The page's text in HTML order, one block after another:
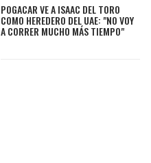
POGACAR VE A ISAAC DEL TORO
COMO HEREDERO DEL UAE: "NO VOY
A CORRER MUCHO MÁS TIEMPO"